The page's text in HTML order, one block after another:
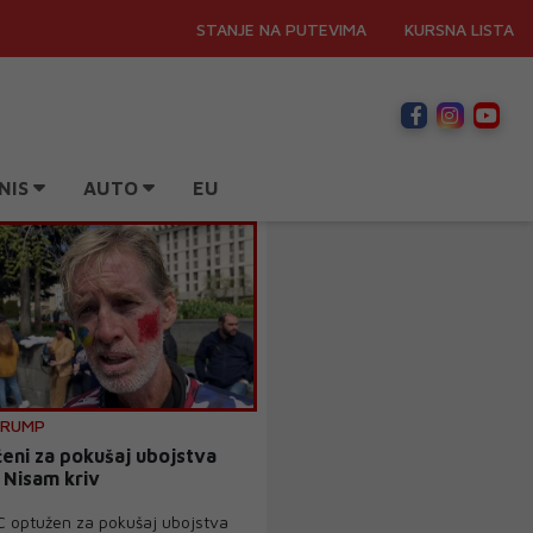
STANJE NA PUTEVIMA KURSNA LISTA
AUTO EU
za pokušaj ubojstva
kriv
optužen za pokušaj ubojstva